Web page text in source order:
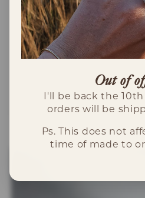
Uranus 4mm bred och
rödguld, strl 63.
glansig yta. 9400kr.
Out of
I'll be back the
orders will be
Ps. This does not
time of made to